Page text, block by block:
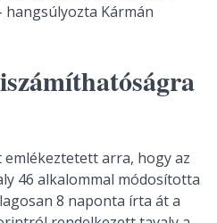
hangsúlyozta Kármán
arra, hogy az
46 alkalommal módosította
8 naponta írta át a